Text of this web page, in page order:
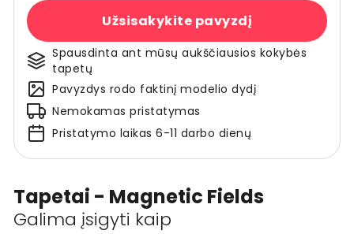
Tapetai - Magnetic Fields
Galima įsigyti kaip
Užsisakykite pavyzdį
Spausdinta ant mūsų aukščiausios kokybės
tapetų
Pavyzdys rodo faktinį modelio dydį
Nemokamas pristatymas
Pristatymo laikas 6-11 darbo dienų